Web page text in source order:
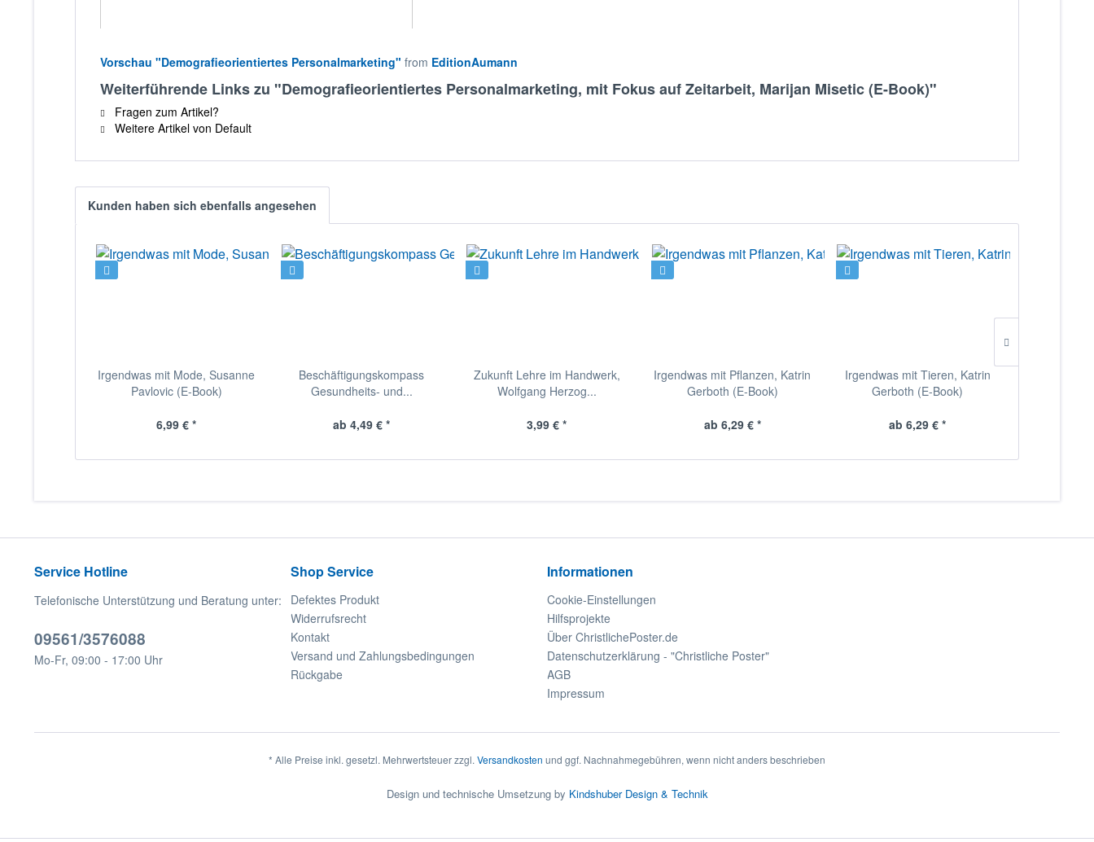
Vorschau "Demografieorientiertes Personalmarketing" from EditionAumann
Weiterführende Links zu "Demografieorientiertes Personalmarketing, mit Fokus auf Zeitarbeit, Marijan Misetic (E-Book)"
Fragen zum Artikel?
Weitere Artikel von Default
Kunden haben sich ebenfalls angesehen
Irgendwas mit Mode, Susanne
Pavlovic (E-Book)
6,99 € *
Beschäftigungskompass
Gesundheits- und...
ab 4,49 € *
Zukunft Lehre im Handwerk,
Wolfgang Herzog...
3,99 € *
Irgendwas mit Pflanzen, Katrin
Gerboth (E-Book)
ab 6,29 € *
Irgendwas mit Tieren, Katrin
Gerboth (E-Book)
ab 6,29 € *
Service Hotline
Telefonische Unterstützung und Beratung unter:
09561/3576088
Mo-Fr, 09:00 - 17:00 Uhr
Shop Service
Defektes Produkt
Widerrufsrecht
Kontakt
Versand und Zahlungsbedingungen
Rückgabe
Informationen
Cookie-Einstellungen
Hilfsprojekte
Über ChristlichePoster.de
Datenschutzerklärung - "Christliche Poster"
AGB
Impressum
* Alle Preise inkl. gesetzl. Mehrwertsteuer zzgl. Versandkosten und ggf. Nachnahmegebühren, wenn nicht anders beschrieben
Design und technische Umsetzung by Kindshuber Design & Technik